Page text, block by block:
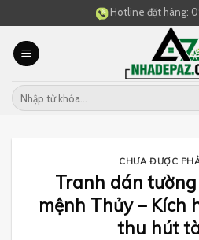
to
content
Hotline đặt hàng:
CHƯA ĐƯỢC
Tranh dán
mệnh Thủy – Kích
thu hút